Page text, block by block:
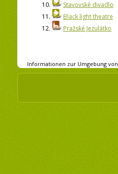
10.
Stavovské divadlo
11.
Black light theatre
12.
Pražské Jezulátko
Informationen zur Umgebung von